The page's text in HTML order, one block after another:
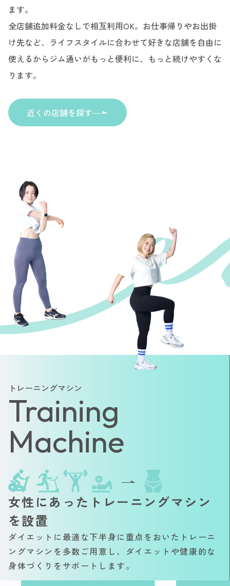
ます。
全店舗追加料金なしで相互利用OK。お仕事帰りやお出掛
け先など、ライフスタイルに合わせて好きな店舗を自由に
使えるからジム通いがもっと便利に、もっと続けやすくな
ります。
近くの店舗を探す
トレーニングマシン
Training
Machine
女性にあったトレーニングマシン
を設置
ダイエットに最適な下半身に重点をおいたトレーニ
ングマシンを多数ご用意し、ダイエットや健康的な
身体づくりをサポートします。